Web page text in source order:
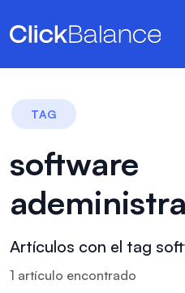
TAG
software
Artículos con el tag
1 artículo encontrado